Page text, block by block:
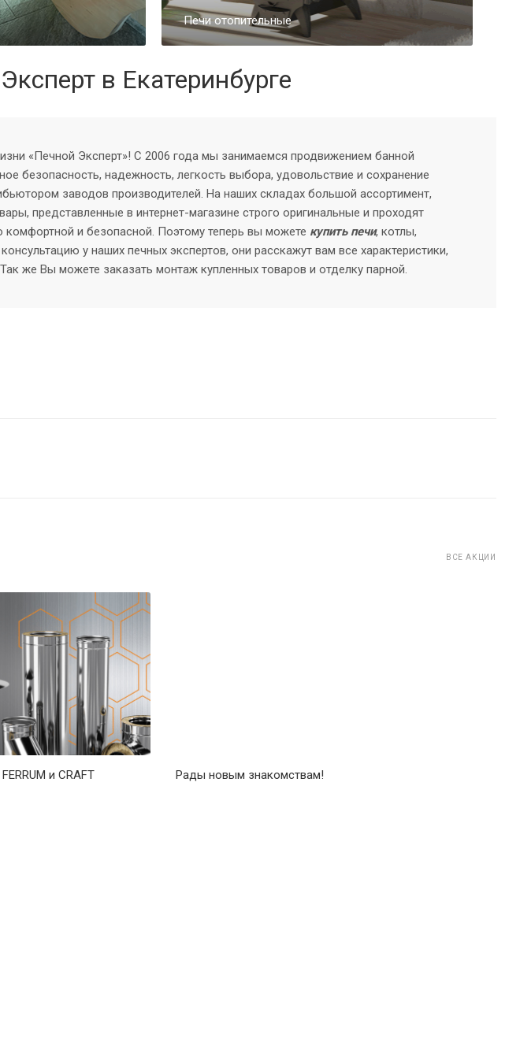
Печи отопительные
в Екатеринбурге
«Печной Эксперт»! С 2006 года мы занимаемся продвижением банной
безопасность, надежность, легкость выбора, удовольствие и сохранение
заводов производителей. На наших складах большой ассортимент,
представленные в интернет-магазине строго оригинальные и проходят
комфортной и безопасной. Поэтому теперь вы можете купить печи, котлы,
у наших печных экспертов, они расскажут вам все характеристики,
же Вы можете заказать монтаж купленных товаров и отделку парной.
ВСЕ АКЦИИ
и CRAFT Рады новым знакомствам!